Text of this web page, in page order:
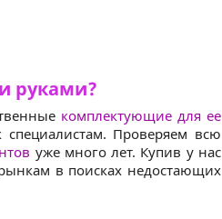
руками?
комплектующие для ее
Проверяем всю
уже много лет. Купив у нас
в поисках недостающих